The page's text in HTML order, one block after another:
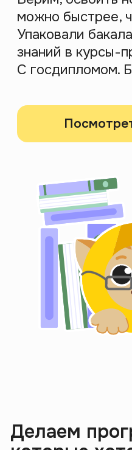
смысла в привычных вещах
Спикер
Никита
Психология 10 августа
Карьера психолога
тренды развития в
тенденции будущего и с чего
психологию
Спикер
Марина Логинова
Интроверта